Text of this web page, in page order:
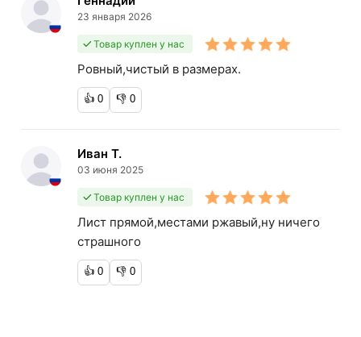
23 января 2026
Товар куплен у нас
Ровный,чистый в размерах.
👍 0 👎 0
Иван Т.
03 июня 2025
Товар куплен у нас
Лист прямой,местами ржавый,ну ничего
страшного
👍 0 👎 0